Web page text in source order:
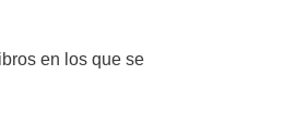
en los que se